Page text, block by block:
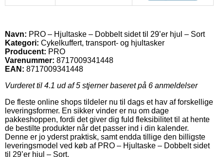
Navn: PRO – Hjultaske – Dobbelt sidet til 29’er hjul – Sort
Kategori: Cykelkuffert, transport- og hjultasker
Producent: PRO
Varenummer: 8717009341448
EAN: 8717009341448
Vurderet til 4.1 ud af 5 stjerner baseret på 6 anmeldelser
De fleste online shops tildeler nu til dags et hav af forskellige
leveringsformer. En sikker vinder er nu om dage
pakkeshoppen, fordi det giver dig fuld fleksibilitet til at hente
de bestilte produkter når det passer ind i din kalender.
Denne er jo yderst praktisk, samt endda tillige den billigste
leveringsmodel ved køb af PRO – Hjultaske – Dobbelt sidet
til 29’er hjul – Sort.